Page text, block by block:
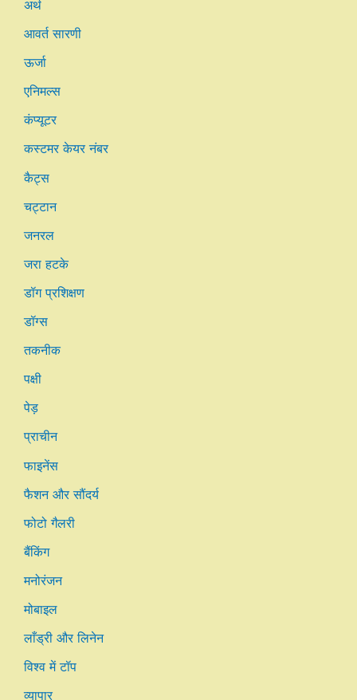
अर्थ
आवर्त सारणी
ऊर्जा
एनिमल्स
कंप्यूटर
कस्टमर केयर नंबर
कैट्स
चट्टान
जनरल
जरा हटके
डॉग प्रशिक्षण
डॉग्स
तकनीक
पक्षी
पेड़
प्राचीन
फाइनेंस
फैशन और सौंदर्य
फोटो गैलरी
बैंकिंग
मनोरंजन
मोबाइल
लाँड्री और लिनेन
विश्व में टॉप
व्यापार